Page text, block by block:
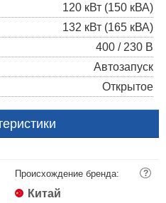
120 кВт (150 кВА)
132 кВт (165 кВА)
400 / 230 В
Автозапуск
Открытое
Происхождение бренда: ?
Китай